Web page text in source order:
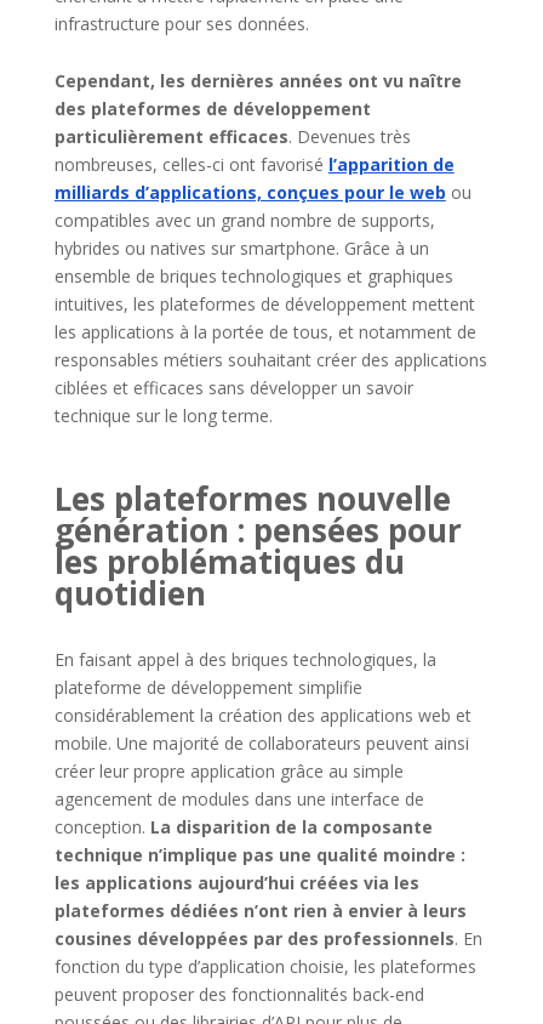
infrastructure pour ses données.
Cependant, les dernières années ont vu naître
des plateformes de développement
particulièrement efficaces. Devenues très
nombreuses, celles-ci ont favorisé l’apparition de
milliards d’applications, conçues pour le web ou
compatibles avec un grand nombre de supports,
hybrides ou natives sur smartphone. Grâce à un
ensemble de briques technologiques et graphiques
intuitives, les plateformes de développement mettent
les applications à la portée de tous, et notamment de
responsables métiers souhaitant créer des applications
ciblées et efficaces sans développer un savoir
technique sur le long terme.
Les plateformes nouvelle
génération : pensées pour
les problématiques du
quotidien
En faisant appel à des briques technologiques, la
plateforme de développement simplifie
considérablement la création des applications web et
mobile. Une majorité de collaborateurs peuvent ainsi
créer leur propre application grâce au simple
agencement de modules dans une interface de
conception. La disparition de la composante
technique n’implique pas une qualité moindre :
les applications aujourd’hui créées via les
plateformes dédiées n’ont rien à envier à leurs
cousines développées par des professionnels. En
fonction du type d’application choisie, les plateformes
peuvent proposer des fonctionnalités back-end